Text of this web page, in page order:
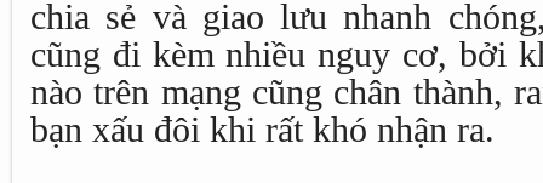
chia sẻ và giao lưu nhanh
cũng đi kèm nhiều nguy cơ, bởi
nào trên mạng cũng chân thành,
bạn xấu đôi khi rất khó nhận ra.